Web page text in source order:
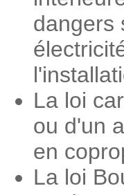
dangers
La loi
ou d'un
en
La loi